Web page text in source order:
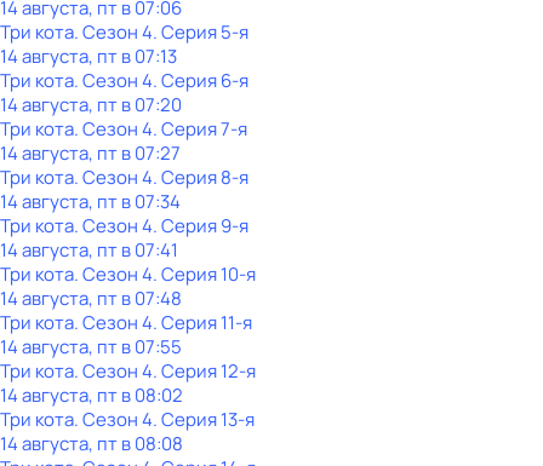
14 августа, пт в 07:06
Три кота. Сезон 4. Серия 5-я
14 августа, пт в 07:13
Три кота. Сезон 4. Серия 6-я
14 августа, пт в 07:20
Три кота. Сезон 4. Серия 7-я
14 августа, пт в 07:27
Три кота. Сезон 4. Серия 8-я
14 августа, пт в 07:34
Три кота. Сезон 4. Серия 9-я
14 августа, пт в 07:41
Три кота. Сезон 4. Серия 10-я
14 августа, пт в 07:48
Три кота. Сезон 4. Серия 11-я
14 августа, пт в 07:55
Три кота. Сезон 4. Серия 12-я
14 августа, пт в 08:02
Три кота. Сезон 4. Серия 13-я
14 августа, пт в 08:08